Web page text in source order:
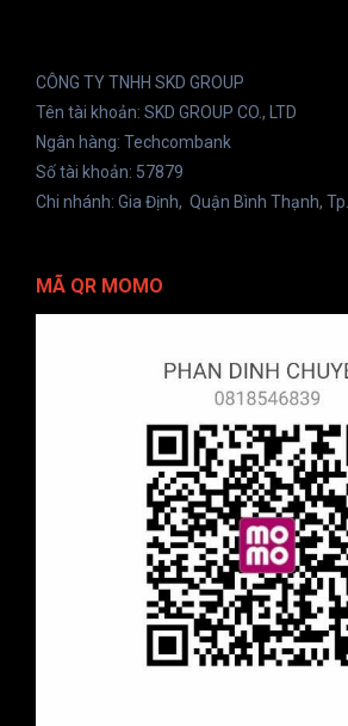
CÔNG TY TNHH SKD GROUP
Tên tài khoản: SKD GROUP CO., LTD
Ngân hàng: Techcombank
Số tài khoản: 57879
Chi nhánh: Gia Định, Quận Bình Thạnh,
MÃ QR MOMO